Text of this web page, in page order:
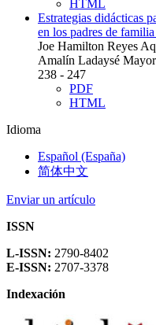
HTML
Estrategias didácticas
en los padres de
Joe Hamilton Reyes
Amalín Ladaysé
238 - 247
PDF
HTML
Idioma
Español (España)
简体中文
Enviar un artículo
ISSN
L-ISSN: 2790-8402
E-ISSN: 2707-3378
Indexación